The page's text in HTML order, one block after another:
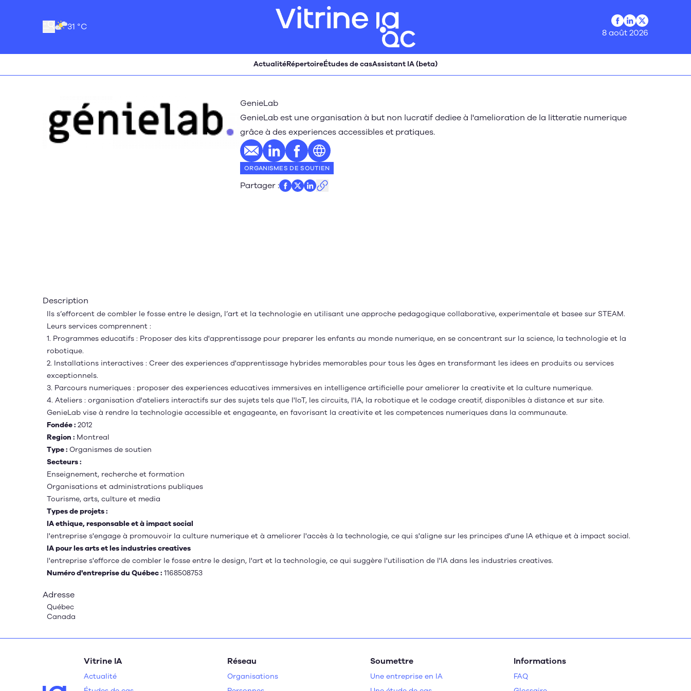
31 °C
Profil Facebook
Profil LinkedIn
Profil Twitter
8 août 2026
ActualitéRépertoireÉtudes de casAssistant IA (beta)
GenieLab
GenieLab est une organisation à but non lucratif dediee à l'amelioration de la litteratie numerique
grâce à des experiences accessibles et pratiques.
E-mailProfil LinkedIn
Profil Facebook
Site web
ORGANISMES DE SOUTIEN
Partager :
Description
Ils s’efforcent de combler le fosse entre le design, l’art et la technologie en utilisant une approche pedagogique collaborative, experimentale et basee sur STEAM.
Leurs services comprennent :
1. Programmes educatifs : Proposer des kits d'apprentissage pour preparer les enfants au monde numerique, en se concentrant sur la science, la technologie et la
robotique.
2. Installations interactives : Creer des experiences d'apprentissage hybrides memorables pour tous les âges en transformant les idees en produits ou services
exceptionnels.
3. Parcours numeriques : proposer des experiences educatives immersives en intelligence artificielle pour ameliorer la creativite et la culture numerique.
4. Ateliers : organisation d'ateliers interactifs sur des sujets tels que l'IoT, les circuits, l'IA, la robotique et le codage creatif, disponibles à distance et sur site.
GenieLab vise à rendre la technologie accessible et engageante, en favorisant la creativite et les competences numeriques dans la communaute.
Fondée : 2012
Region : Montreal
Type : Organismes de soutien
Secteurs :
Enseignement, recherche et formation
Organisations et administrations publiques
Tourisme, arts, culture et media
Types de projets :
IA ethique, responsable et à impact social
l'entreprise s'engage à promouvoir la culture numerique et à ameliorer l'accès à la technologie, ce qui s'aligne sur les principes d'une IA ethique et à impact social.
IA pour les arts et les industries creatives
l'entreprise s'efforce de combler le fosse entre le design, l'art et la technologie, ce qui suggère l'utilisation de l'IA dans les industries creatives.
Numéro d'entreprise du Québec : 1168508753
Adresse
Québec
Canada
Vitrine IA
Actualité
Réseau
Organisations
Soumettre
Une entreprise en IA
Informations
FAQ